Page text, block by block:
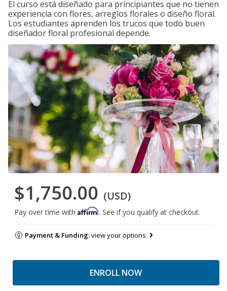
El curso está diseñado para principiantes que no tienen
experiencia con flores, arreglos florales o diseño floral.
Los estudiantes aprenden los trucos que todo buen
diseñador floral profesional depende.
$1,750.00 (USD)
Pay over time with Affirm. See if you qualify at checkout.
Payment & Funding:view your options
ENROLL NOW